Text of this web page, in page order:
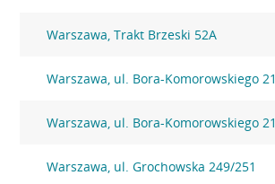
Warszawa, Trakt Brzeski 52A
Warszawa, ul. Bora-Komorowskiego 21
Warszawa, ul. Bora-Komorowskiego 21
Warszawa, ul. Grochowska 249/251